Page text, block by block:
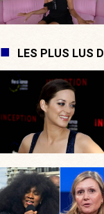
LES PLUS LUS